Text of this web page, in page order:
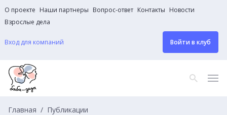
О проекте Наши партнеры Вопрос-ответ Контакты Новости
Взрослые дела
Вход для компаний Войти в клуб
Главная Публикации